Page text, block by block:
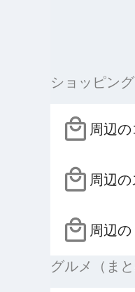
ショッピング
周辺の
周辺の
周辺
グルメ（まと